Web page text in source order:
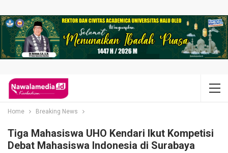
Home Breaking News
Tiga Mahasiswa UHO Kendari Ikut Kompetisi
Debat Mahasiswa Indonesia di Surabaya